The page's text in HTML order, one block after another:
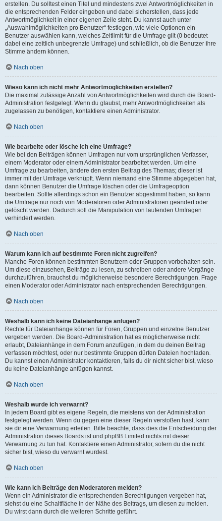
erstellen. Du solltest einen Titel und mindestens zwei Antwortmöglichkeiten in
die entsprechenden Felder eingeben und dabei sicherstellen, dass jede
Antwortmöglichkeit in einer eigenen Zeile steht. Du kannst auch unter
„Auswahlmöglichkeiten pro Benutzer“ festlegen, wie viele Optionen ein
Benutzer auswählen kann, welches Zeitlimit für die Umfrage gilt (0 bedeutet
dabei eine zeitlich unbegrenzte Umfrage) und schließlich, ob die Benutzer ihre
Stimme ändern können.
Nach oben
Wieso kann ich nicht mehr Antwortmöglichkeiten erstellen?
Die maximal zulässige Anzahl von Antwortmöglichkeiten wird durch die Board-
Administration festgelegt. Wenn du glaubst, mehr Antwortmöglichkeiten als
zugelassen zu benötigen, kontaktiere einen Administrator.
Nach oben
Wie bearbeite oder lösche ich eine Umfrage?
Wie bei den Beiträgen können Umfragen nur vom ursprünglichen Verfasser,
einem Moderator oder einem Administrator bearbeitet werden. Um eine
Umfrage zu bearbeiten, ändere den ersten Beitrag des Themas; dieser ist
immer mit der Umfrage verknüpft. Wenn niemand eine Stimme abgegeben hat,
dann können Benutzer die Umfrage löschen oder die Umfrageoption
bearbeiten. Sollte allerdings schon ein Benutzer abgestimmt haben, so kann
die Umfrage nur noch von Moderatoren oder Administratoren geändert oder
gelöscht werden. Dadurch soll die Manipulation von laufenden Umfragen
verhindert werden.
Nach oben
Warum kann ich auf bestimmte Foren nicht zugreifen?
Manche Foren können bestimmten Benutzern oder Gruppen vorbehalten sein.
Um diese einzusehen, Beiträge zu lesen, zu schreiben oder andere Vorgänge
durchzuführen, brauchst du möglicherweise besondere Berechtigungen. Frage
einen Moderator oder Administrator nach entsprechenden Berechtigungen.
Nach oben
Weshalb kann ich keine Dateianhänge anfügen?
Rechte für Dateianhänge können für Foren, Gruppen und einzelne Benutzer
vergeben werden. Die Board-Administration hat es möglicherweise nicht
erlaubt, Dateianhänge in dem Forum anzufügen, in dem du deinen Beitrag
verfassen möchtest, oder nur bestimmte Gruppen dürfen Dateien hochladen.
Du kannst einen Administrator kontaktieren, falls du dir nicht sicher bist, wieso
du keine Dateianhänge anfügen kannst.
Nach oben
Weshalb wurde ich verwarnt?
In jedem Board gibt es eigene Regeln, die meistens von der Administration
festgelegt werden. Wenn du gegen eine dieser Regeln verstoßen hast, kann
sie dir eine Verwarnung erteilen. Bitte beachte, dass dies die Entscheidung der
Administration dieses Boards ist und phpBB Limited nichts mit dieser
Verwarnung zu tun hat. Kontaktiere einen Administrator, sofern du die nicht
sicher bist, wieso du verwarnt wurdest.
Nach oben
Wie kann ich Beiträge den Moderatoren melden?
Wenn ein Administrator die entsprechenden Berechtigungen vergeben hat,
siehst du eine Schaltfläche in der Nähe des Beitrags, um diesen zu melden.
Du wirst dann durch die weiteren Schritte geführt.